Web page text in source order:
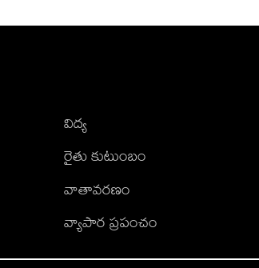
విద్య
రైతు కుటుంబం
వాతావరణం
వ్యాపార ప్రపంచం